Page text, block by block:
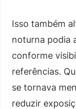
Isso também
noturna podia
conforme
referências.
se tornava
reduzir